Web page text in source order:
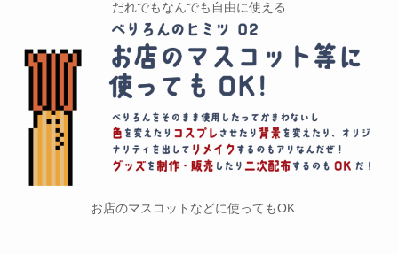
だれでもなんでも自由に使える
お店のマスコットなどに使ってもOK